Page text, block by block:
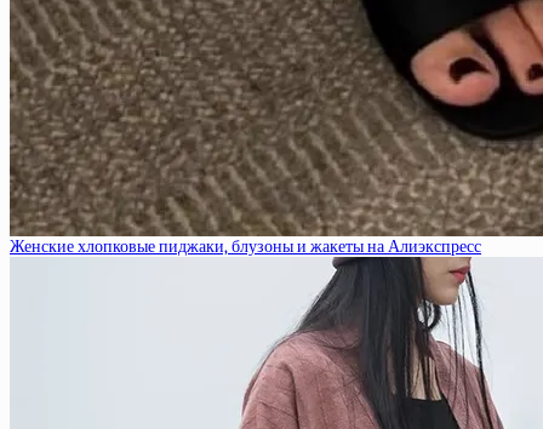
Женские хлопковые пиджаки, блузоны и жакеты на Алиэкспресс